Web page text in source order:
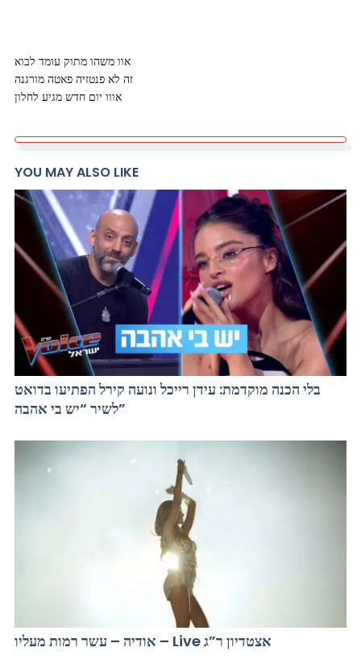
אוו משהו מתוק עומד לבוא
זה לא פנטזיה פאטה מורגנה
אווו יום חדש מגיע לחלון
YOU MAY ALSO LIKE
בלי הכנה מוקדמת: עידן רייכל ונועה קירל הפתיעו בדואט
לשיר “יש בי אהבה”
אודיה – עשר רמות מעליו – Live אצטדיון ר”ג